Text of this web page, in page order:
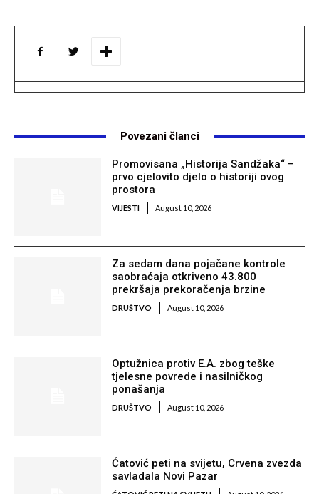
Povezani članci
Promovisana „Historija Sandžaka“ –
prvo cjelovito djelo o historiji ovog
prostora
VIJESTI August 10, 2026
Za sedam dana pojačane kontrole
saobraćaja otkriveno 43.800
prekršaja prekoračenja brzine
DRUŠTVO August 10, 2026
Optužnica protiv E.A. zbog teške
tjelesne povrede i nasilničkog
ponašanja
DRUŠTVO August 10, 2026
Ćatović peti na svijetu, Crvena zvezda
savladala Novi Pazar